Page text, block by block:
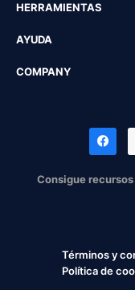
HERRAMIENTAS
AYUDA
COMPANY
Consigue
Términos y
Política de